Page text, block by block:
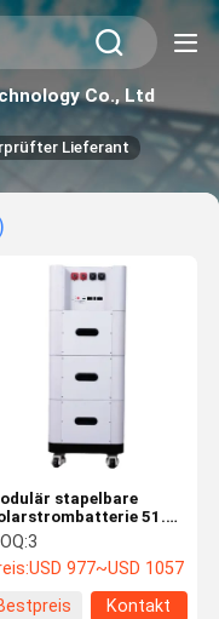
Co., Ltd
Lieferant
stapelbare
51.2V
für Zuhause
3
USD 977~USD 1057
Kontakt